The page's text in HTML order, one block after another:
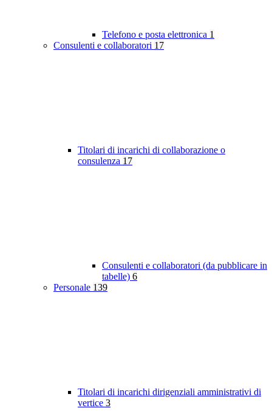
Telefono e posta elettronica 1
Consulenti e collaboratori 17
Titolari di incarichi di collaborazione o
consulenza 17
Consulenti e collaboratori (da pubblicare in
tabelle) 6
Personale 139
Titolari di incarichi dirigenziali amministrativi di
vertice 3